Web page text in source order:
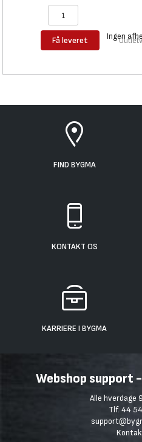
Få leveret Ingen
FIND BYGMA
KONTAKT OS
KARRIERE I BYGMA
Webshop support
Alle hverdage
Tlf. 44